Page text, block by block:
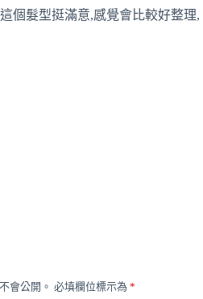
個髮型挺滿意,感覺會比較好整理,
會公開。 必填欄位標示為 *